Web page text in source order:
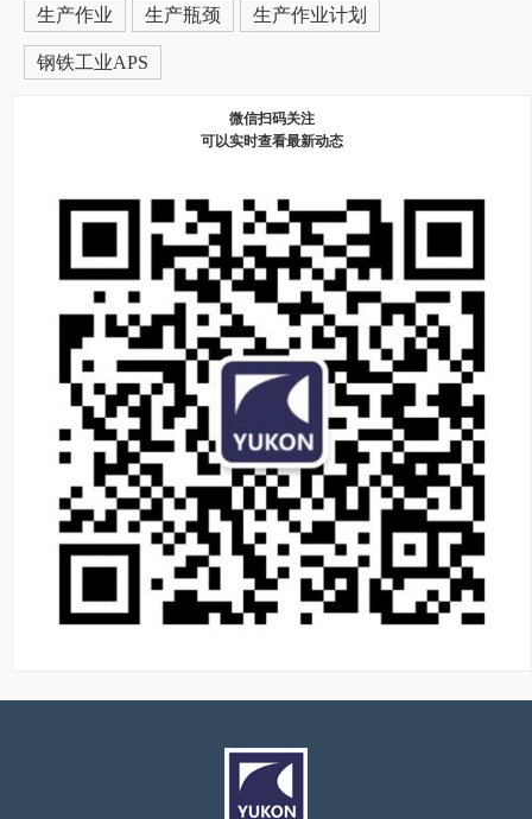
生产作业 生产瓶颈 生产作业计划
钢铁工业APS
微信扫码关注
可以实时查看最新动态